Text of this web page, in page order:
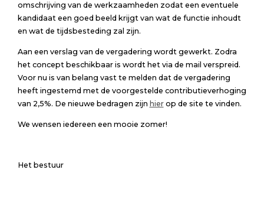
omschrijving van de werkzaamheden zodat een eventuele
kandidaat een goed beeld krijgt van wat de functie inhoudt
en wat de tijdsbesteding zal zijn.
Aan een verslag van de vergadering wordt gewerkt. Zodra
het concept beschikbaar is wordt het via de mail verspreid.
Voor nu is van belang vast te melden dat de vergadering
heeft ingestemd met de voorgestelde contributieverhoging
van 2,5%. De nieuwe bedragen zijn hierop de site te vinden.
We wensen iedereen een mooie zomer!
Het bestuur